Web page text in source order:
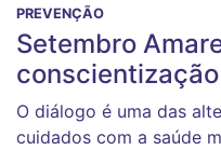
PREVENÇÃO
Setembro
O diálogo é uma das
cuidados com a saúde